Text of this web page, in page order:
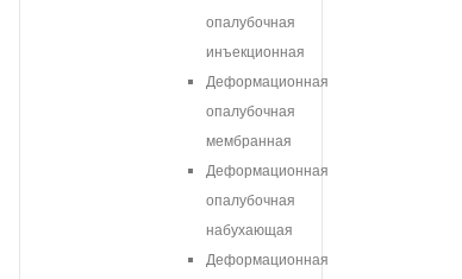
опалубочная
инъекционная
Деформационная
опалубочная
мембранная
Деформационная
опалубочная
набухающая
Деформационная